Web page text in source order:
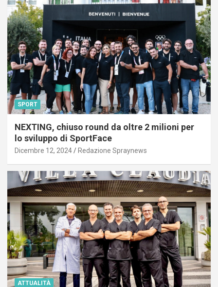
SPORT
NEXTING, chiuso round da oltre 2 milioni per
lo sviluppo di SportFace
Dicembre 12, 2024 Redazione Spraynews
ATTUALITÀ